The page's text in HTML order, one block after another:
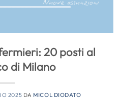
20 posti al
di Milano
2025 DA MICOL DIODATO